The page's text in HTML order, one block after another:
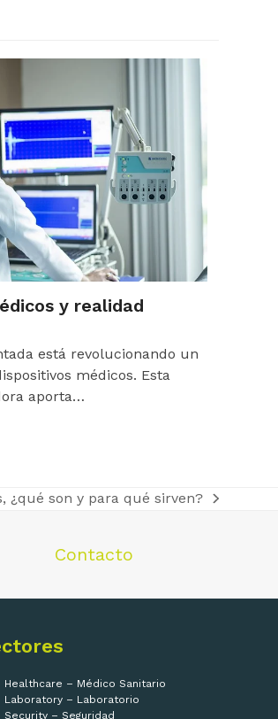
y realidad
está revolucionando un
médicos. Esta
aporta…
¿qué son y para qué sirven?
Contacto
Healthcare – Médico Sanitario
Laboratory – Laboratorio
Security – Seguridad